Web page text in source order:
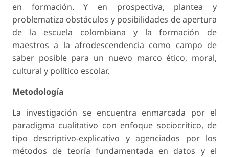
en formación. Y en prospectiva, plantea y
problematiza obstáculos y posibilidades de apertura
de la escuela colombiana y la formación de
maestros a la afrodescendencia como campo de
saber posible para un nuevo marco ético, moral,
cultural y político escolar.
Metodología
La investigación se encuentra enmarcada por el
paradigma cualitativo con enfoque sociocrítico, de
tipo descriptivo-explicativo y agenciados por los
métodos de teoría fundamentada en datos y el